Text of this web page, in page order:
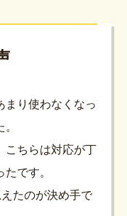
まり使わなくなっ
こちらは対応が丁
です。
たのが決め手で